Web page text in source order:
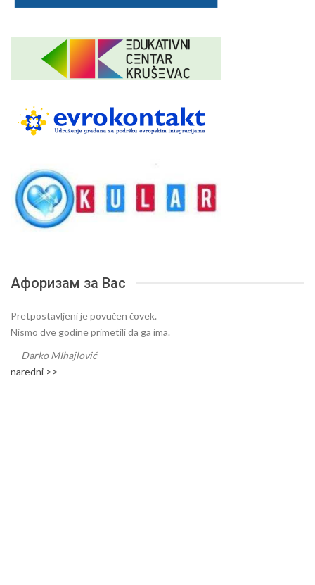
Афоризам за Вас
Pretpostavljeni je povučen čovek.
Nismo dve godine primetili da ga ima.
— Darko MIhajlović
naredni >>